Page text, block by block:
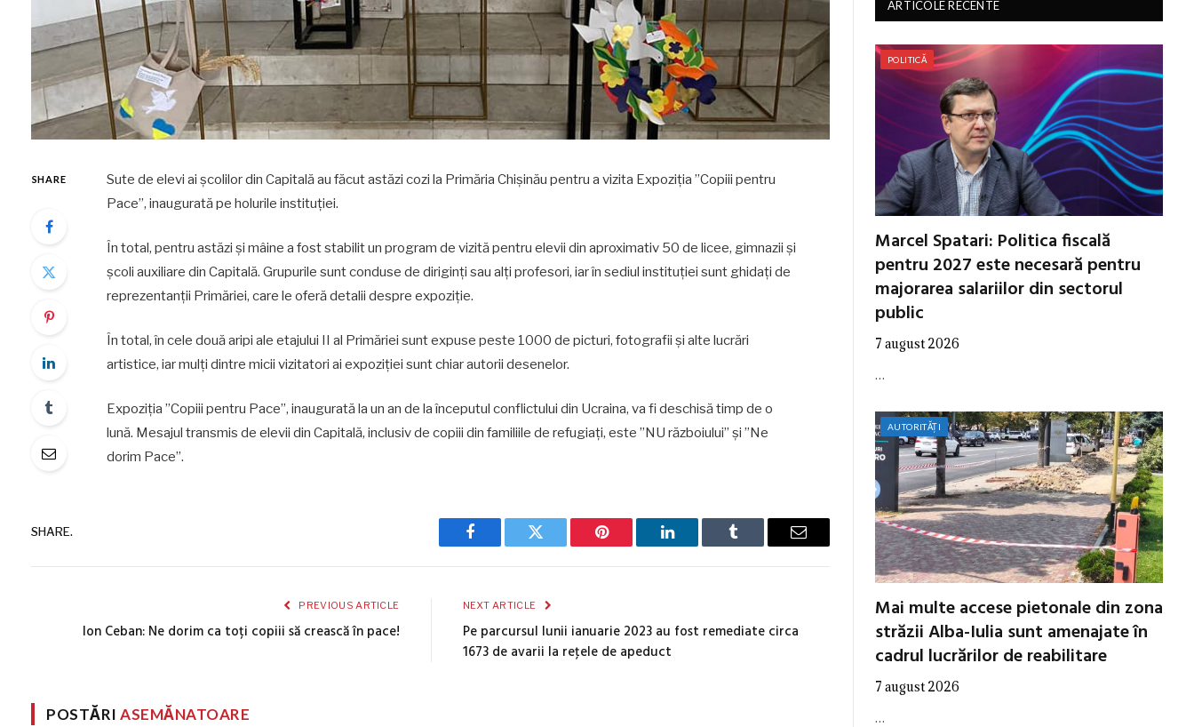
SHARE
Sute de elevi ai școlilor din Capitală au făcut astăzi cozi la Primăria Chișinău pentru a vizita Expoziția ”Copiii pentru
Pace”, inaugurată pe holurile instituției.
În total, pentru astăzi și mâine a fost stabilit un program de vizită pentru elevii din aproximativ 50 de licee, gimnazii și
școli auxiliare din Capitală. Grupurile sunt conduse de diriginți sau alți profesori, iar în sediul instituției sunt ghidați de
reprezentanții Primăriei, care le oferă detalii despre expoziție.
În total, în cele două aripi ale etajului II al Primăriei sunt expuse peste 1000 de picturi, fotografii și alte lucrări
artistice, iar mulți dintre micii vizitatori ai expoziției sunt chiar autorii desenelor.
Expoziția ”Copiii pentru Pace”, inaugurată la un an de la începutul conflictului din Ucraina, va fi deschisă timp de o
lună. Mesajul transmis de elevii din Capitală, inclusiv de copiii din familiile de refugiați, este ”NU războiului” și ”Ne
dorim Pace”.
SHARE.
Facebook Twitter Pinterest LinkedIn Tumblr Email
PREVIOUS ARTICLE
Ion Ceban: Ne dorim ca toți copiii să crească în pace!
NEXT ARTICLE
Pe parcursul lunii ianuarie 2023 au fost remediate circa
1673 de avarii la reţele de apeduct
POSTĂRIASEMĂNATOARE
ARTICOLE RECENTE
POLITICĂ
Marcel Spatari: Politica fiscală
pentru 2027 este necesară pentru
majorarea salariilor din sectorul
public
7 august 2026
…
AUTORITĂȚI
Mai multe accese pietonale din zona
străzii Alba-Iulia sunt amenajate în
cadrul lucrărilor de reabilitare
7 august 2026
…